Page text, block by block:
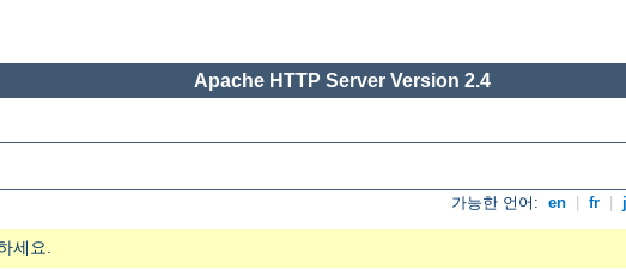
Apache HTTP Server Version 2.4
가능한 언어: en fr
세요.